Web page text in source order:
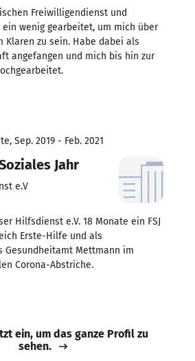
Freiwilligendienst und
wenig gearbeitet, um mich über
Klaren zu sein. Habe dabei als
angefangen und mich bis hin zur
Sep. 2019 - Feb. 2021
Jahr
e.V
Hilfsdienst e.V. 18 Monate ein FSJ
Erste-Hilfe und als
Gesundheitamt Mettmann im
Corona-Abstriche.
ein, um das ganze Profil zu
sehen.